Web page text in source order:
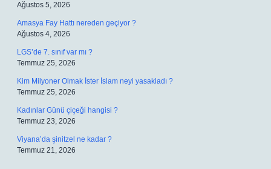
Ağustos 5, 2026
Amasya Fay Hattı nereden geçiyor ?
Ağustos 4, 2026
LGS’de 7. sınıf var mı ?
Temmuz 25, 2026
Kim Milyoner Olmak İster İslam neyi yasakladı ?
Temmuz 25, 2026
Kadınlar Günü çiçeği hangisi ?
Temmuz 23, 2026
Viyana’da şinitzel ne kadar ?
Temmuz 21, 2026